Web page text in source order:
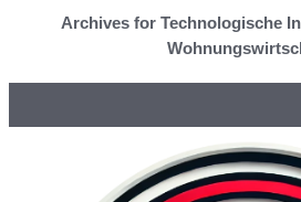
Archives for Technologische